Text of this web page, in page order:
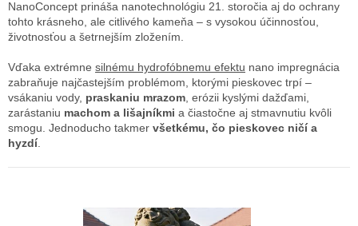
NanoConcept prináša nanotechnológiu 21. storočia aj do ochrany
tohto krásneho, ale citlivého kameňa – s vysokou účinnosťou,
životnosťou a šetrnejším zložením.
Vďaka extrémne silnému hydrofóbnemu efektu nano impregnácia
zabraňuje najčastejším problémom, ktorými pieskovec trpí –
vsákaniu vody, praskaniu mrazom, erózii kyslými dažďami,
zarástaniu machom a lišajníkmi a čiastočne aj stmavnutiu kvôli
smogu. Jednoducho takmer všetkému, čo pieskovec ničí a
hyzdí.